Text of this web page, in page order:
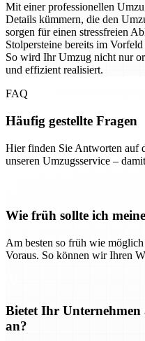
Mit einer professionellen
Details kümmern, die den
sorgen für einen stressfreien
Stolpersteine bereits im
So wird Ihr Umzug nicht nur
und effizient realisiert.
FAQ
Häufig gestellte Fragen
Hier finden Sie Antworten auf
unseren Umzugsservice –
Wie früh sollte ich
Am besten so früh wie
Voraus. So können wir Ihren
Bietet Ihr
an?